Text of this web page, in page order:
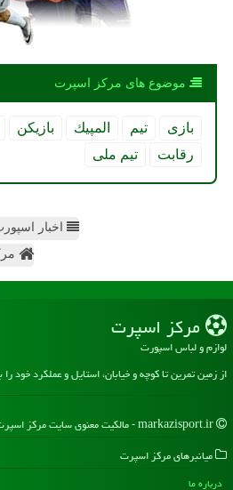
موضوع های مركز اسپرت
بازی تیم المپیك بازیكن
رقابت
تیم ملی
اخبار
مركز اسپرت
لوازم و لباس اسپورت
از زمین تمرین تا کوچه و خیابان، استایل و عملکرد خود
میانبرهای مركز اسپرت
درباره ما